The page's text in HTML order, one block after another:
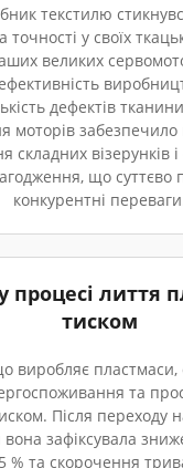
текстилю
точності у своїх
великих
дефектів
моторів забезпечило
складних візерунків
що суттєво
конкурентні
процесі лиття
тиском
виробляє пластмаси,
та
Після переходу
зафіксувала
% та скорочення